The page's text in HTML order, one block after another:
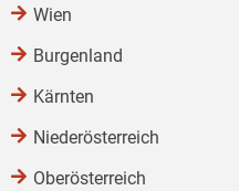
Wien
Burgenland
Kärnten
Niederösterreich
Oberösterreich